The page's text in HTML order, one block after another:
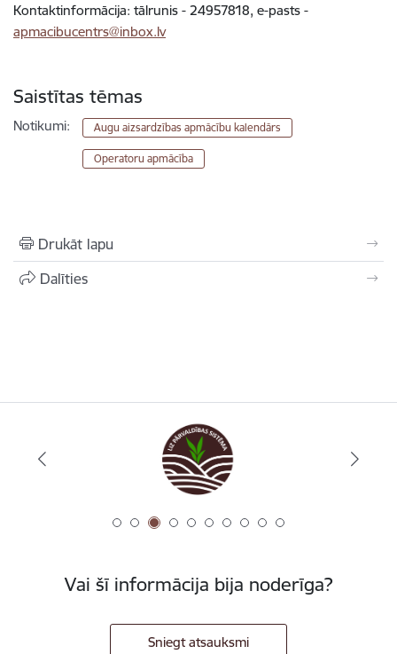
Kontaktinformācija: tālrunis - 24957818, e-pasts -
apmacibucentrs@inbox.lv
Saistītas tēmas
Notikumi: Augu aizsardzības apmācību kalendārs
Operatoru apmācība
Drukāt lapu
Dalīties
Vai šī informācija bija noderīga?
Sniegt atsauksmi